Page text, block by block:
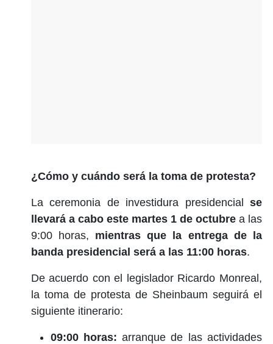
¿Cómo y cuándo será la toma de protesta?
La ceremonia de investidura presidencial se
llevará a cabo este martes 1 de octubre a las
9:00 horas, mientras que la entrega de la
banda presidencial será a las 11:00 horas.
De acuerdo con el legislador Ricardo Monreal,
la toma de protesta de Sheinbaum seguirá el
siguiente itinerario:
09:00 horas:arranque de las actividades